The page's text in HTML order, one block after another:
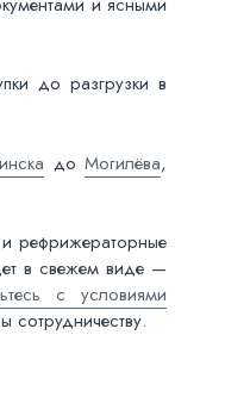
до разгрузки в
доМогилёва,
рефрижераторные
в свежем виде —
с условиями
сотрудничеству.